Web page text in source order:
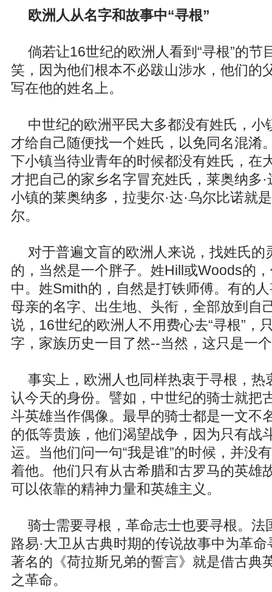
欧洲人从名字和故事中“寻根”
倘若让16世纪的欧洲人看到“寻根”的节
笑，因为他们根本不必跋山涉水，他们的
写在他的姓名上。
中世纪的欧洲平民大多都没有姓氏，小
才给自己随便找一个姓氏，以免同名混淆
下小镇当待业青年的时候都没有姓氏，在
才把自己的家乡名字冒充姓氏，莱奥纳多
小镇的莱奥纳多，拉斐尔·达·乌尔比诺就
尔。
对于普遍文盲的欧洲人来说，找姓氏的
的，当然是一个胖子。姓Hill或Woods的
中。姓Smith的，自然是打铁师傅。有的
母亲的名字、出生地、头衔，全部放到自
说，16世纪的欧洲人不用费心去“寻根”，
字，家族历史一目了然--当然，这只是一
事实上，欧洲人也同样热衷于寻根，热
认今天的身份。譬如，中世纪的骑士就把
斗英雄当作偶像。最早的骑士都是一文不
的低等贵族，他们渴望战争，因为只有战
运。当他们问一句“我是谁”的时候，并没
着他。他们只有从古希腊和古罗马的英雄
可以依靠的精神力量和英雄主义。
骑士需要寻根，革命志士也要寻根。法
路易·大卫从古典时期的传说故事中为革
著名的《荷拉斯兄弟的誓言》就是借古典
之革命。